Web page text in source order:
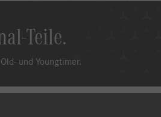
Teile.
und Youngtimer.